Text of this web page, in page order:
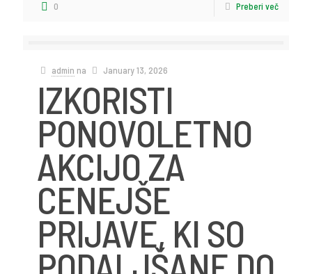
0 Preberi več
admin na January 13, 2026
IZKORISTI
PONOVOLETNO
AKCIJO ZA
CENEJŠE
PRIJAVE, KI SO